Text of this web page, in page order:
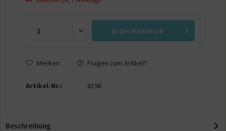
In den Warenkorb
Merken Fragen zum Artikel?
Artikel-Nr.: 8198
Beschreibung